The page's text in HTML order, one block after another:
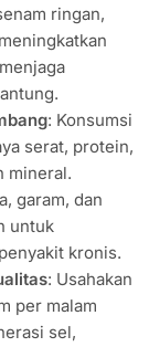
ringan,
: Konsumsi
serat, protein,
mineral.
garam, dan
untuk
kronis.
: Usahakan
per malam
sel,